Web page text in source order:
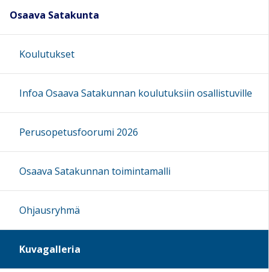
Osaava Satakunta
Koulutukset
Infoa Osaava Satakunnan koulutuksiin osallistuville
Perusopetusfoorumi 2026
Osaava Satakunnan toimintamalli
Ohjausryhmä
Kuvagalleria